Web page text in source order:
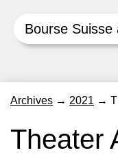
Bourse Suisse
Archives → 2021 →
Theater